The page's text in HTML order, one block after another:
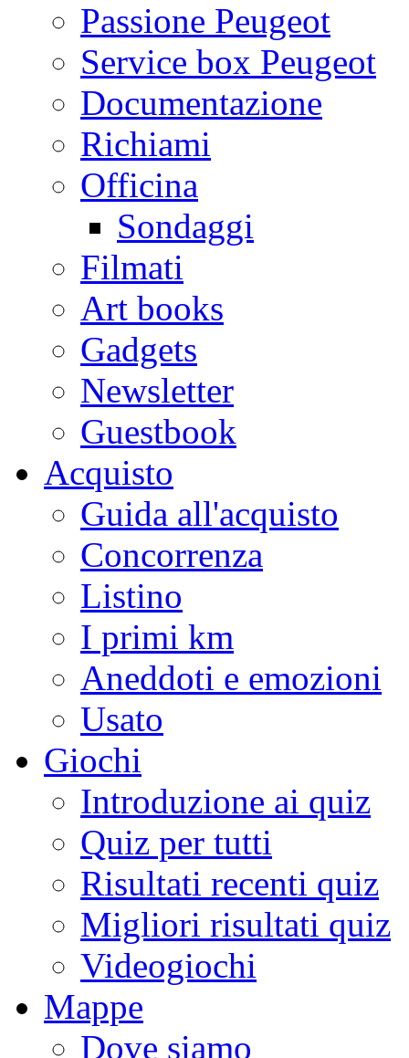
Passione Peugeot
Service box Peugeot
Documentazione
Richiami
Officina
Sondaggi
Filmati
Art books
Gadgets
Newsletter
Guestbook
Acquisto
Guida all'acquisto
Concorrenza
Listino
I primi km
Aneddoti e emozioni
Usato
Giochi
Introduzione ai quiz
Quiz per tutti
Risultati recenti quiz
Migliori risultati quiz
Videogiochi
Mappe
Dove siamo